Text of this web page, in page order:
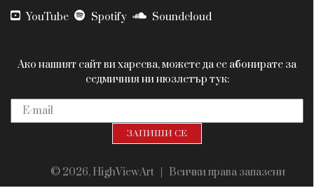
YouTube
Spotify Soundcloud
Ако нашият сайт ви харесва, можете да се абонирате за
седмичния ни нюзлетър тук:
© 2026, HighViewArt | Всички права запазени